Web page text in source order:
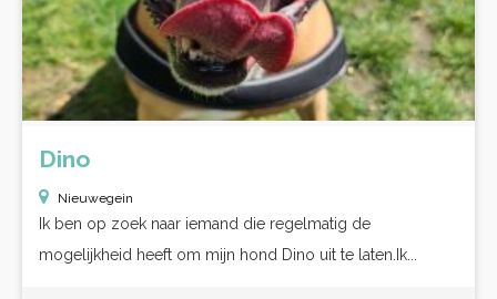
Dino
Nieuwegein
Ik ben op zoek naar iemand die regelmatig de
mogelijkheid heeft om mijn hond Dino uit te laten.Ik...